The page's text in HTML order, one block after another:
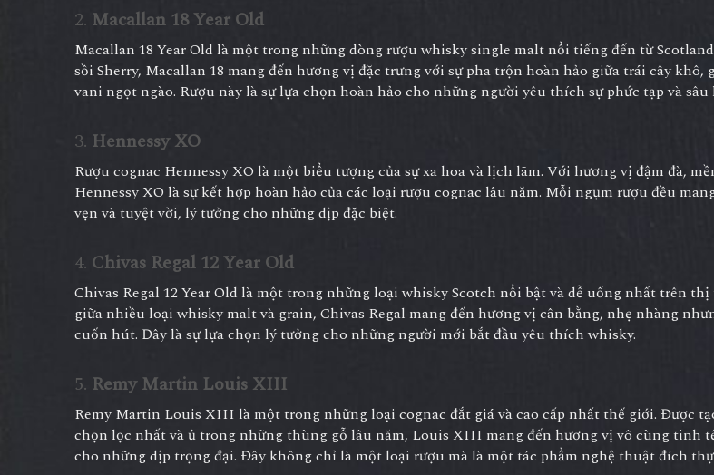
2. Macallan 18 Year Old
Macallan 18 Year Old là một trong những dòng rượu whisky single malt nổi tiếng đến từ
sồi Sherry, Macallan 18 mang đến hương vị đặc trưng với sự pha trộn hoàn hảo giữa trái cây
vani ngọt ngào. Rượu này là sự lựa chọn hoàn hảo cho những người yêu thích sự phức tạp và
3. Hennessy XO
Rượu cognac Hennessy XO là một biểu tượng của sự xa hoa và lịch lãm. Với hương vị đậm đà,
Hennessy XO là sự kết hợp hoàn hảo của các loại rượu cognac lâu năm. Mỗi ngụm rượu đều
vẹn và tuyệt vời, lý tưởng cho những dịp đặc biệt.
4. Chivas Regal 12 Year Old
Chivas Regal 12 Year Old là một trong những loại whisky Scotch nổi bật và dễ uống nhất trên
giữa nhiều loại whisky malt và grain, Chivas Regal mang đến hương vị cân bằng, nhẹ nhàng
cuốn hút. Đây là sự lựa chọn lý tưởng cho những người mới bắt đầu yêu thích whisky.
5. Remy Martin Louis XIII
Remy Martin Louis XIII là một trong những loại cognac đắt giá và cao cấp nhất thế giới. Được
chọn lọc nhất và ủ trong những thùng gỗ lâu năm, Louis XIII mang đến hương vị vô cùng tinh
cho những dịp trọng đại. Đây không chỉ là một loại rượu mà là một tác phẩm nghệ thuật đích